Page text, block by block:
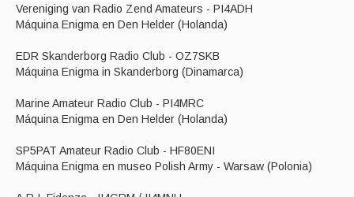
Vereniging van Radio Zend Amateurs - PI4ADH
Máquina Enigma en Den Helder (Holanda)
EDR Skanderborg Radio Club - OZ7SKB
Máquina Enigma in Skanderborg (Dinamarca)
Marine Amateur Radio Club - PI4MRC
Máquina Enigma en Den Helder (Holanda)
SP5PAT Amateur Radio Club - HF80ENI
Máquina Enigma en museo Polish Army - Warsaw (Polonia)